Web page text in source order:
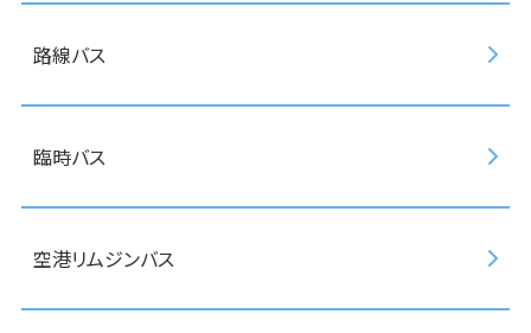
路線バス
臨時バス
空港リムジンバス